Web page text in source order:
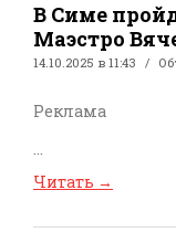
В Симе
Маэстро
14.10.2025 в 11:43
Реклама
...
Читать →